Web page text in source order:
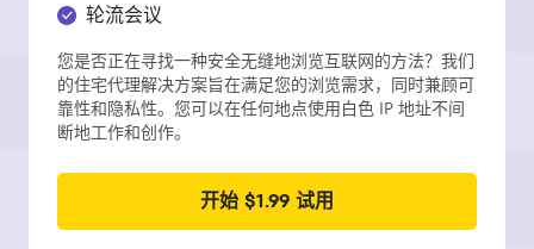
轮流会议
您是否正在寻找一种安全无缝地浏览互联网的方法？我们
的住宅代理解决方案旨在满足您的浏览需求，同时兼顾可
靠性和隐私性。您可以在任何地点使用白色 IP 地址不间
断地工作和创作。
开始 $1.99 试用